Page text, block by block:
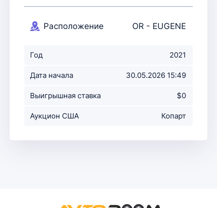
Расположение
OR - EUGENE
Год 2021
Дата начала
аукциона
30.05.2026 15:49
Выигрышная ставка $0
Аукцион США Копарт